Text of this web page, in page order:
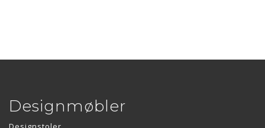
Designmøbler